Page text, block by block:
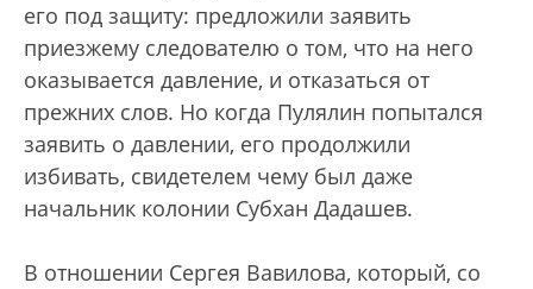
его под защиту: предложили заявить
приезжему следователю о том, что на него
оказывается давление, и отказаться от
прежних слов. Но когда Пулялин попытался
заявить о давлении, его продолжили
избивать, свидетелем чему был даже
начальник колонии Субхан Дадашев.
В отношении Сергея Вавилова, который, со